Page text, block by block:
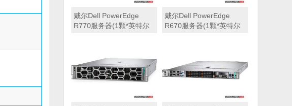
戴尔Dell PowerEdge
R770服务器(1颗*英特尔
PERC H965i阵列卡丨
800W双电源丨三年保修)
戴尔Dell PowerEdge
R670服务器(1颗*英特尔
PERC H965i阵列卡丨
800W双电源丨三年保修)